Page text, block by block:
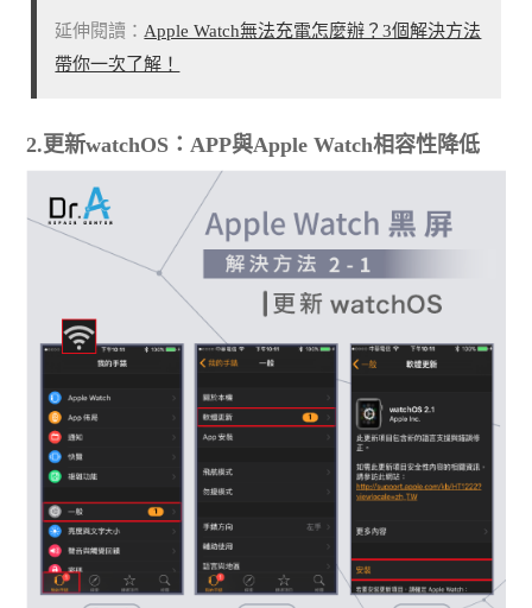
延伸閱讀： Apple Watch無法充電怎麼辦？3個解決方法
帶你一次了解！
2.更新watchOS：APP與Apple Watch相容性降低